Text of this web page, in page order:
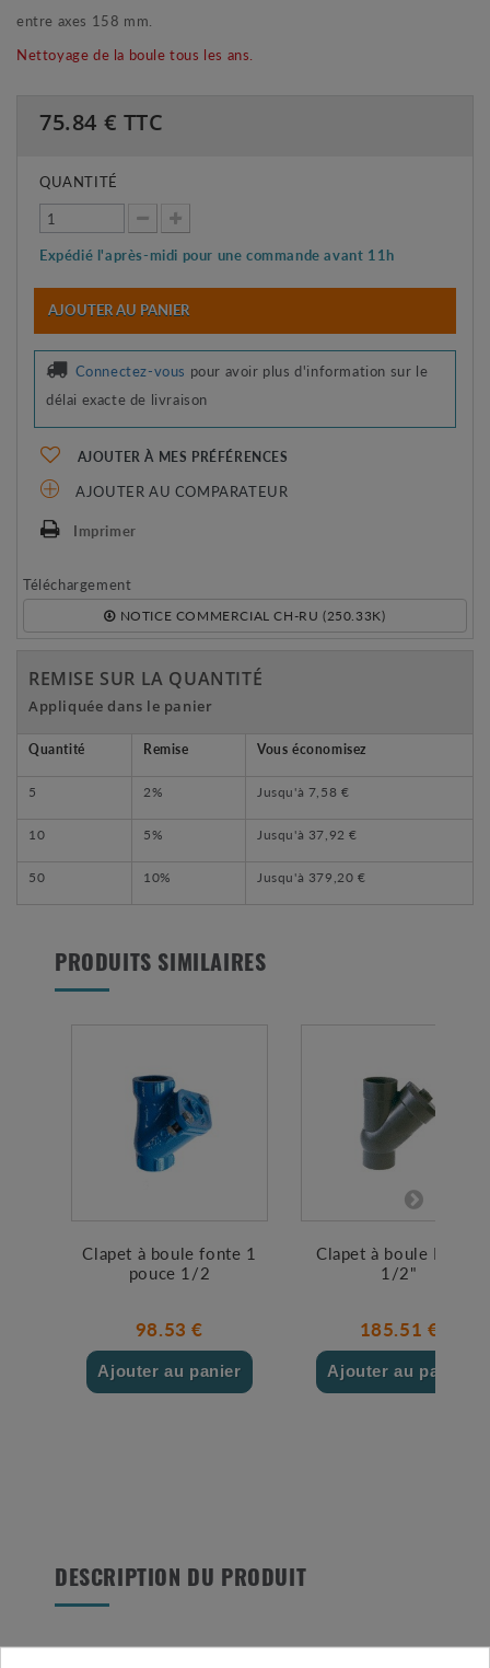
entre axes 158 mm.
Nettoyage de la boule tous les ans.
75.84 € TTC
QUANTITÉ
Expédié l'après-midi pour une commande avant 11h
AJOUTER AU PANIER
Connectez-vous pour avoir plus d'information sur le
délai exacte de livraison
AJOUTER À MES PRÉFÉRENCES
AJOUTER AU COMPARATEUR
Imprimer
Téléchargement
NOTICE COMMERCIAL CH-RU (250.33K)
REMISE SUR LA QUANTITÉ
Appliquée dans le panier
Quantité Remise Vous économisez
5 2% Jusqu'à 7,58 €
10 5% Jusqu'à 37,92 €
50 10% Jusqu'à 379,20 €
PRODUITS SIMILAIRES
Clapet à boule fonte 1
pouce 1/2
98.53 €
Ajouter au panier
Clapet à boule PVC 1
1/2"
185.51 €
Ajouter au panier
DESCRIPTION DU PRODUIT
Retrouvez le clapet anti-retour CH-RU en PVC